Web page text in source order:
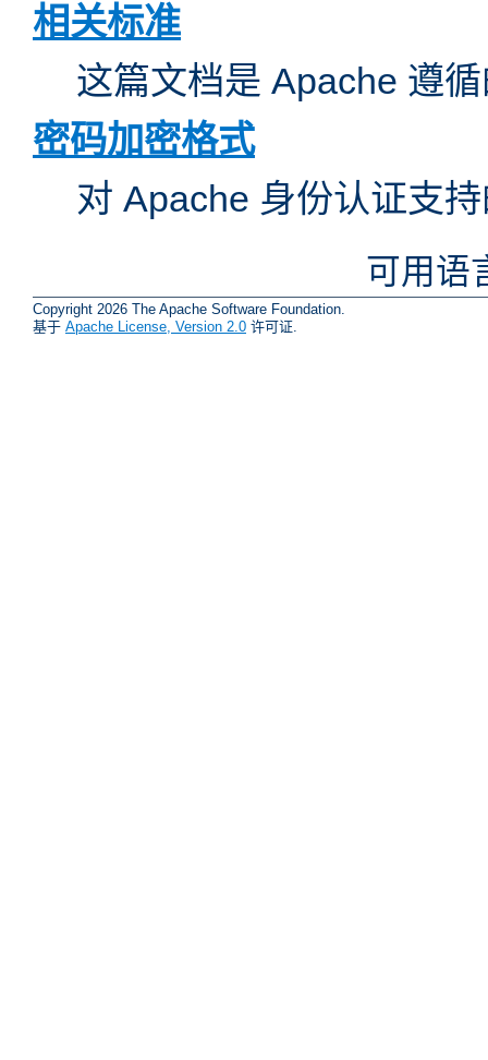
相关标准
这篇文档是 Apache 遵
密码加密格式
对 Apache 身份认证支
可用语
Copyright 2026 The Apache Software Foundation.
基于 Apache License, Version 2.0 许可证.